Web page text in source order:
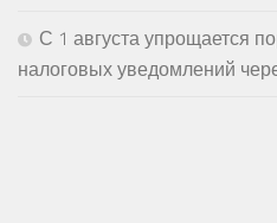
С 1 августа упрощается
налоговых уведомлений